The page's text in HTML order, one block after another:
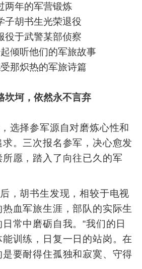
两年的军营锻炼
子胡书生光荣退役
役于武警某部侦察
倾听他们的军旅故事
那炽热的军旅诗篇
坎坷，依然永不言弃
选择参军源自对磨炼心性和
。三次报名参军，决心愈发
愿，踏入了向往已久的军
，胡书生发现，相较于电视
血军旅生涯，部队的实际生
常中磨砺自我。“我们的日
训练，日复一日的站岗。在
要耐得住孤独和寂寞、守得